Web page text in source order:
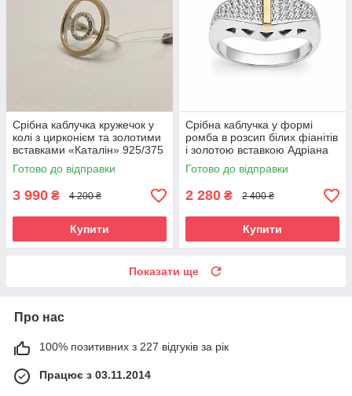
Срібна каблучка кружечок у
колі з цирконієм та золотими
вставками «Каталін» 925/375
Готово до відправки
3 990 ₴ 4 200 ₴
Купити
Срібна каблучка у формі
ромба в розсип білих фіанітів
і золотою вставкою Адріана
Готово до відправки
2 280 ₴ 2 400 ₴
Купити
Показати ще
Про нас
100% позитивних з 227 відгуків за рік
Працює з 03.11.2014